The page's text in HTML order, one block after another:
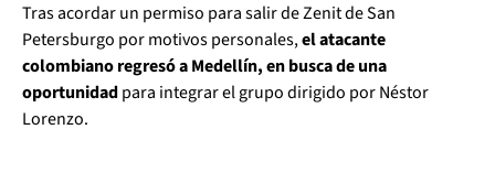
Tras acordar un permiso para salir de Zenit de San
Petersburgo por motivos personales,el atacante
colombiano regresó a Medellín, en busca de una
oportunidadpara integrar el grupo dirigido por Néstor
Lorenzo.